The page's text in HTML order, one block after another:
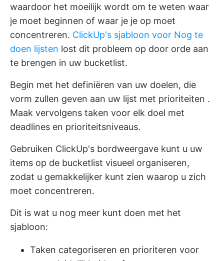
waardoor het moeilijk wordt om te weten waar
je moet beginnen of waar je je op moet
concentreren. ClickUp's sjabloon voor Nog te
doen lijsten lost dit probleem op door orde aan
te brengen in uw bucketlist.
Begin met het definiëren van uw doelen, die
vorm zullen geven aan uw lijst met prioriteiten .
Maak vervolgens taken voor elk doel met
deadlines en prioriteitsniveaus.
Gebruiken ClickUp's bordweergave kunt u uw
items op de bucketlist visueel organiseren,
zodat u gemakkelijker kunt zien waarop u zich
moet concentreren.
Dit is wat u nog meer kunt doen met het
sjabloon:
Taken categoriseren en prioriteren voor